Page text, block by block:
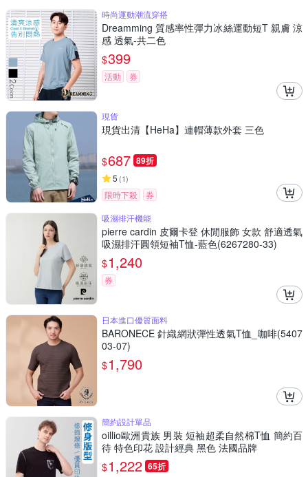
時尚運動潮流穿搭
Dreamming 質感率性彈力冰絲運動短T 親膚 涼
感 透氣-共二色
$399
活動 券
現貨
現貨出清【HeHa】連帽薄款外套 三色
$687 89折
5 (1)
限時下殺
券
吸濕排汗機能
pierre cardin 皮爾卡登 休閒服飾 女款 舒適透氣
吸濕排汗圓領短袖T恤-藍色(6267280-33)
$1,240
券
日本進口優質面料
BARONECE 針織網狀彈性透氣T恤_咖啡(5407
03-07)
$1,790
簡約設計單品
oillio歐洲貴族 男裝 短袖超柔自然棉T恤 簡約百
待 特色印花 設計經典 黑色 法國品牌
$1,222 65折